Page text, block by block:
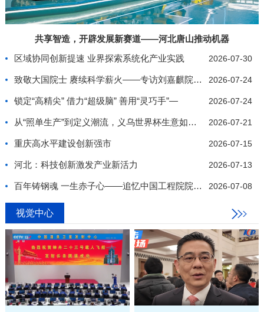
共享智造，开辟发展新赛道——河北唐山推动机器
区域协同创新提速 业界探索系统化产业实践
2026-07-30
致敬大国院士 赓续科学薪火——专访刘嘉麒院士纪实 2026-07-24
锁定“高精尖” 借力“超级脑” 善用“灵巧手”— 2026-07-24
从“照单生产”到定义潮流，义乌世界杯生意如何推陈 2026-07-21
重庆高水平建设创新强市 2026-07-15
河北：科技创新激发产业新活力 2026-07-13
百年铸钢魂 一生赤子心——追忆中国工程院院士、我 2026-07-08
视觉中心